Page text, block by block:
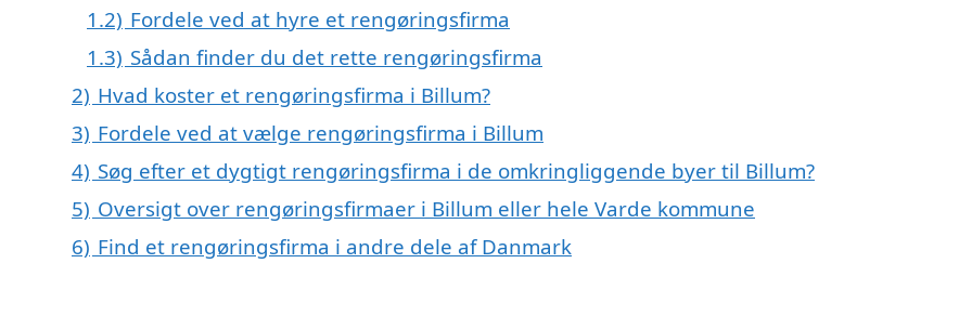
1.2) Fordele ved at hyre et rengøringsfirma
1.3) Sådan finder du det rette rengøringsfirma
2) Hvad koster et rengøringsfirma i Billum?
3) Fordele ved at vælge rengøringsfirma i Billum
4) Søg efter et dygtigt rengøringsfirma i de omkringliggende byer til Billum?
5) Oversigt over rengøringsfirmaer i Billum eller hele Varde kommune
6) Find et rengøringsfirma i andre dele af Danmark